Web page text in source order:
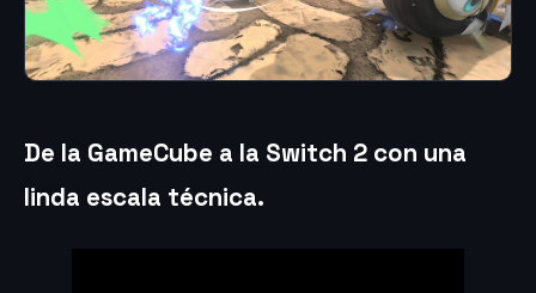
De la GameCube a la Switch 2 con una
linda escala técnica.